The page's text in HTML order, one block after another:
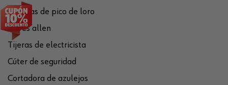
Tenazas de pico de loro
Llaves allen
Tijeras de electricista
Cúter de seguridad
Cortadora de azulejos